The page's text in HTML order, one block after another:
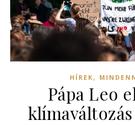
HÍREK,
Pápa Leo